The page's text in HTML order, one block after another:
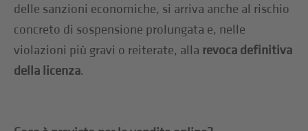
delle sanzioni economiche, si arriva anche al rischio
concreto di sospensione prolungata e, nelle
violazioni più gravi o reiterate, alla revoca definitiva
della licenza.